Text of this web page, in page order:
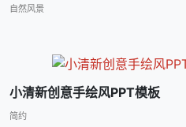
自然风景
小清新创意手绘风PPT模板
简约